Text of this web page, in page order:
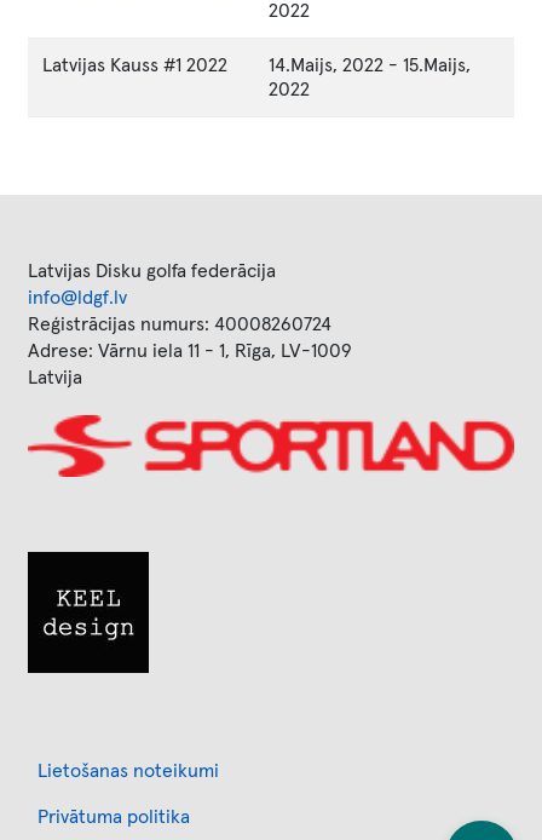
2022
Latvijas Kauss #1 2022 14.Maijs, 2022 - 15.Maijs,
2022
Latvijas Disku golfa federācija
info@ldgf.lv
Reģistrācijas numurs: 40008260724
Adrese: Vārnu iela 11 - 1, Rīga, LV-1009
Latvija
Image
Lietošanas noteikumi
Privātuma politika